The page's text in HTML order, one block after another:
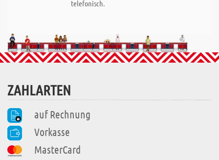
telefonisch.
ZAHLARTEN
auf Rechnung
Vorkasse
MasterCard